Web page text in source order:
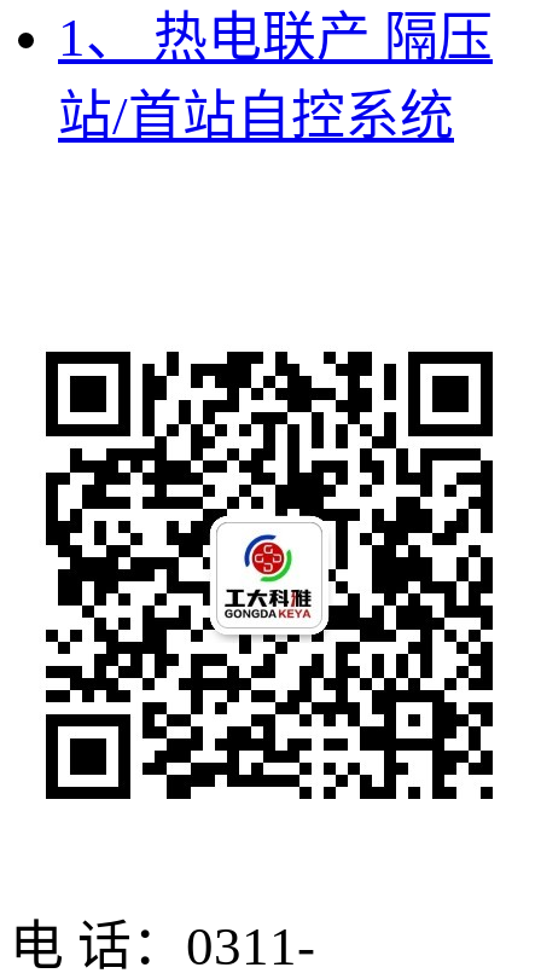
1、 热电联产 隔压
站/首站自控系统
电 话：0311-